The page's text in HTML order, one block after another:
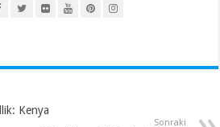
Kenya
Sonraki